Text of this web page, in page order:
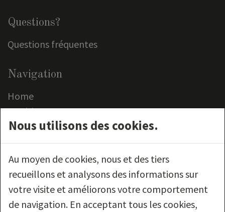
Questions?
Questions fréquentes
Navigation
Home
Meubles
Outlet
Service clientèle
Contact
Nous suivre
Nous utilisons des cookies.
Au moyen de cookies, nous et des tiers
recueillons et analysons des informations sur
votre visite et améliorons votre comportement
de navigation. En acceptant tous les cookies,